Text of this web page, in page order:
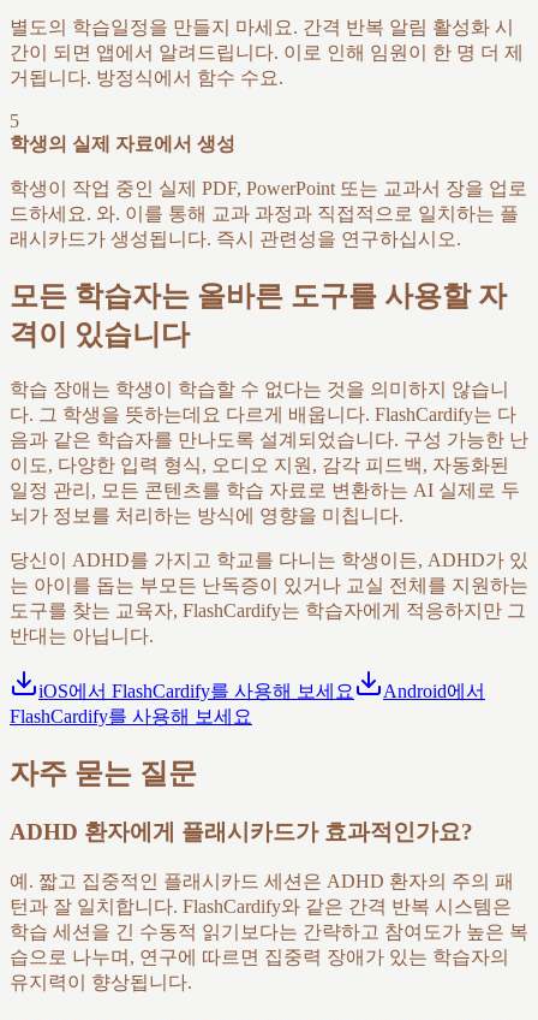
별도의 학습일정을 만들지 마세요. 간격 반복 알림 활성화 시
간이 되면 앱에서 알려드립니다. 이로 인해 임원이 한 명 더 제
거됩니다. 방정식에서 함수 수요.
5
학생의 실제 자료에서 생성
학생이 작업 중인 실제 PDF, PowerPoint 또는 교과서 장을 업로
드하세요. 와. 이를 통해 교과 과정과 직접적으로 일치하는 플
래시카드가 생성됩니다. 즉시 관련성을 연구하십시오.
모든 학습자는 올바른 도구를 사용할 자
격이 있습니다
학습 장애는 학생이 학습할 수 없다는 것을 의미하지 않습니
다. 그 학생을 뜻하는데요 다르게 배웁니다. FlashCardify는 다
음과 같은 학습자를 만나도록 설계되었습니다. 구성 가능한 난
이도, 다양한 입력 형식, 오디오 지원, 감각 피드백, 자동화된
일정 관리, 모든 콘텐츠를 학습 자료로 변환하는 AI 실제로 두
뇌가 정보를 처리하는 방식에 영향을 미칩니다.
당신이 ADHD를 가지고 학교를 다니는 학생이든, ADHD가 있
는 아이를 돕는 부모든 난독증이 있거나 교실 전체를 지원하는
도구를 찾는 교육자, FlashCardify는 학습자에게 적응하지만 그
반대는 아닙니다.
iOS에서 FlashCardify를 사용해 보세요
Android에서
FlashCardify를 사용해 보세요
자주 묻는 질문
ADHD 환자에게 플래시카드가 효과적인가요?
예. 짧고 집중적인 플래시카드 세션은 ADHD 환자의 주의 패
턴과 잘 일치합니다. FlashCardify와 같은 간격 반복 시스템은
학습 세션을 긴 수동적 읽기보다는 간략하고 참여도가 높은 복
습으로 나누며, 연구에 따르면 집중력 장애가 있는 학습자의
유지력이 향상됩니다.